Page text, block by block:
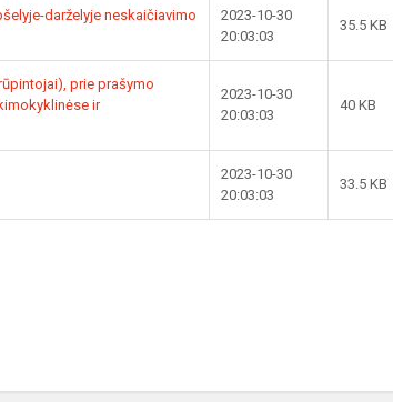
darželyje neskaičiavimo
2023-10-30
20:03:03
35.5 KB
prie prašymo
ir
2023-10-30
20:03:03
40 KB
2023-10-30
20:03:03
33.5 KB